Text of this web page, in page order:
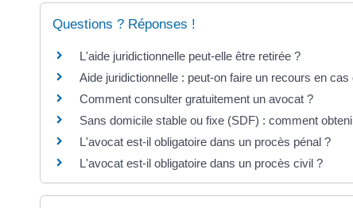
Questions ? Réponses !
L'aide juridictionnelle peut-elle être retirée ?
Aide juridictionnelle : peut-on faire un recours en cas
Comment consulter gratuitement un avocat ?
Sans domicile stable ou fixe (SDF) : comment
L'avocat est-il obligatoire dans un procès pénal ?
L'avocat est-il obligatoire dans un procès civil ?